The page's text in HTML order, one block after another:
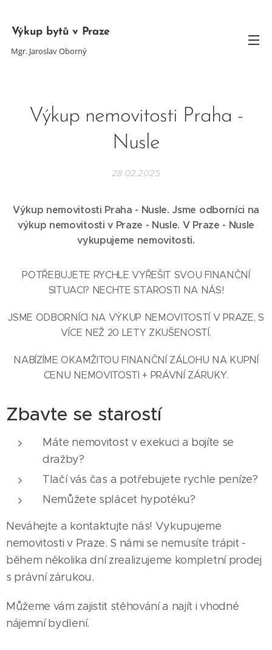
Výkup bytů v Praze
Mgr. Jaroslav Oborný
Výkup nemovitosti Praha -
Nusle
28.02.2025
Výkup nemovitosti Praha - Nusle. Jsme odborníci na
výkup nemovitosti v Praze - Nusle. V Praze - Nusle
vykupujeme nemovitosti.
POTŘEBUJETE RYCHLE VYŘEŠIT SVOU FINANČNÍ
SITUACI? NECHTE STAROSTI NA NÁS!
JSME ODBORNÍCI NA VÝKUP NEMOVITOSTÍ V PRAZE, S
VÍCE NEŽ 20 LETY ZKUŠENOSTÍ.
NABÍZÍME OKAMŽITOU FINANČNÍ ZÁLOHU NA KUPNÍ
CENU NEMOVITOSTI + PRÁVNÍ ZÁRUKY.
Zbavte se starostí
Máte nemovitost v exekuci a bojíte se
dražby?
Tlačí vás čas a potřebujete rychle peníze?
Nemůžete splácet hypotéku?
Neváhejte a kontaktujte nás! Vykupujeme
nemovitosti v Praze. S námi se nemusíte trápit -
během několika dní zrealizujeme kompletní prodej
s právní zárukou.
Můžeme vám zajistit stěhování a najít i vhodné
nájemní bydlení.